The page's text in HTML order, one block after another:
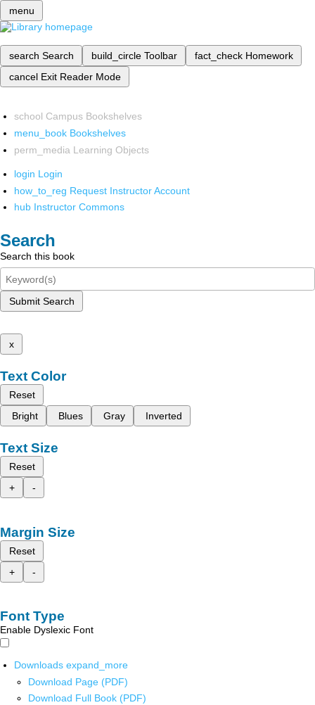
menu
search Search build_circle Toolbar fact_check Homework
cancel Exit Reader Mode
school Campus Bookshelves
menu_book Bookshelves
perm_media Learning Objects
login Login
how_to_reg Request Instructor Account
hub Instructor Commons
Search
Search this book
Submit Search
x
Text Color
Reset
Bright
Blues Gray Inverted
Text Size
Reset
+
-
Margin Size
Reset
+
-
Font Type
Enable Dyslexic Font
Downloads expand_more
Download Page (PDF)
Download Full Book (PDF)